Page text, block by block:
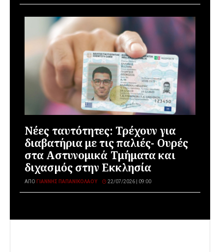
Νέες ταυτότητες: Τρέχουν για
διαβατήρια με τις παλιές- Ουρές
στα Αστυνομικά Τμήματα και
διχασμός στην Εκκλησία
ΑΠΌ ΓΙΆΝΝΗΣ ΠΑΠΑΝΙΚΟΛΆΟΥ 22/07/2026 | 09:00